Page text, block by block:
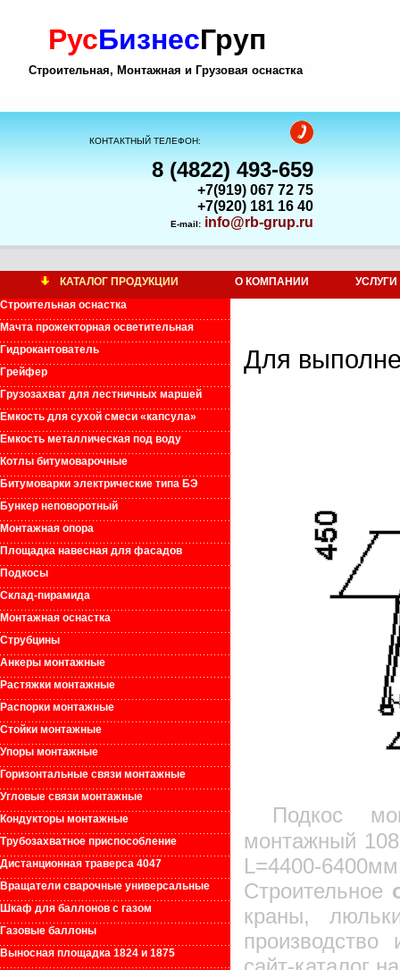
РусБизнесГруп
Строительная, Монтажная и Грузовая оснастка
КОНТАКТНЫЙ ТЕЛЕФОН:
8 (4822) 493-659
+7(919) 067 72 75
+7(920) 181 16 40
E-mail: info@rb-grup.ru
КАТАЛОГ ПРОДУКЦИИ О КОМПАНИИ
УСЛУГИ
Строительная оснастка
Мачта прожекторная осветительная
Гидрокантователь
Грейфер
Грузозахват для лестничных маршей
Емкость для сухой смеси «капсула»
Емкость металлическая под воду
Котлы битумоварочные
Битумоварки электрические типа БЭ
Бункер неповоротный
Монтажная опора
Площадка навесная для фасадов
Подкосы
Склад-пирамида
Монтажная оснастка
Струбцины
Анкеры монтажные
Растяжки монтажные
Распорки монтажные
Стойки монтажные
Упоры монтажные
Горизонтальные связи монтажные
Угловые связи монтажные
Кондукторы монтажные
Трубозахватное приспособление
Дистанционная траверса 4047
Вращатели сварочные универсальные
Шкаф для баллонов с газом
Газовые баллоны
Выносная площадка 1824 и 1875
Для
Подкос
монтажный
L=4400-
Строительное
краны,